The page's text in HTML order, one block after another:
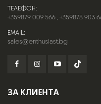
ТЕЛЕФОН:
+359879 009 566,+359878 903
EMAIL:
sales@enthusiast.bg
ЗА КЛИЕНТА